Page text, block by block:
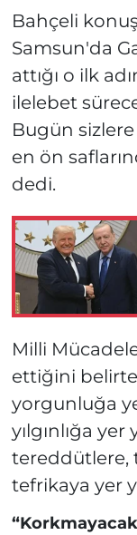
Bahçeli
Samsun'da
attığı o ilk
ilelebet
Bugün
en ön
dedi.
Milli
ettiğini
yorgunluğa
yılgınlığa
tereddütlere,
tefrikaya yer